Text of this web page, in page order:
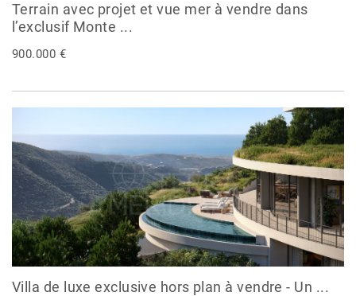
Terrain avec projet et vue mer à vendre dans
l’exclusif Monte ...
900.000 €
Villa de luxe exclusive hors plan à vendre - Un ...